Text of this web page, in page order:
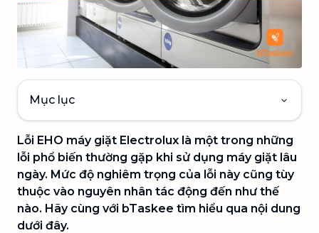
Mục lục
Lỗi EHO máy giặt Electrolux là một trong những
lỗi phổ biến thường gặp khi sử dụng máy giặt lâu
ngày. Mức độ nghiêm trọng của lỗi này cũng tùy
thuộc vào nguyên nhân tác động đến như thế
nào. Hãy cùng với bTaskee tìm hiểu qua nội dung
dưới đây.